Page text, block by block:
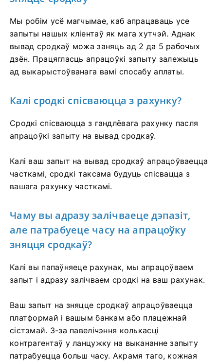
Мы робім усё магчымае, каб апрацаваць усе
запыты нашых кліентаў як мага хутчэй. Аднак
вывад сродкаў можа заняць ад 2 да 5 рабочых
дзён. Працягласць апрацоўкі запыту залежыць
ад выкарыстоўванага вамі спосабу аплаты.
Калі сродкі спісваюцца з рахунку?
Сродкі спісваюцца з гандлёвага рахунку пасля
апрацоўкі запыту на вывад сродкаў.
Калі ваш запыт на вывад сродкаў апрацоўваецца
часткамі, сродкі таксама будуць спісвацца з
вашага рахунку часткамі.
Чаму вы адразу залічваеце дэпазіт,
але патрабуеце часу на апрацоўку
зняцця сродкаў?
Калі вы папаўняеце рахунак, мы апрацоўваем
запыт і адразу залічваем сродкі на ваш рахунак.
Ваш запыт на зняцце сродкаў апрацоўваецца
платформай і вашым банкам або плацежнай
сістэмай. З-за павелічэння колькасці
контрагентаў у ланцужку на выкананне запыту
патрабуецца больш часу. Акрамя таго, кожная